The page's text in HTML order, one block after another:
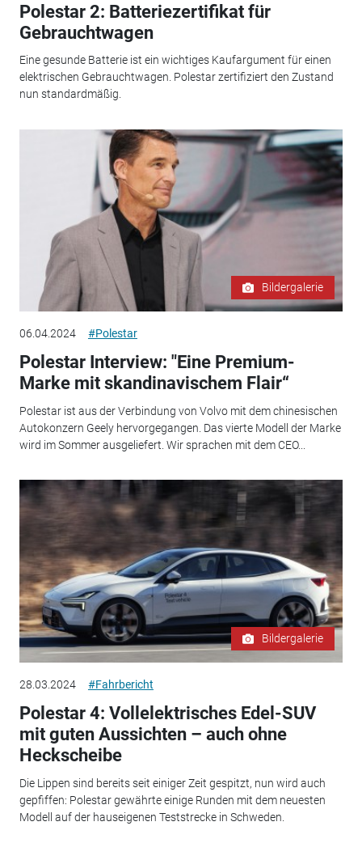
Polestar 2: Batteriezertifikat für
Gebrauchtwagen
Eine gesunde Batterie ist ein wichtiges Kaufargument für einen
elektrischen Gebrauchtwagen. Polestar zertifiziert den Zustand
nun standardmäßig.
Bildergalerie
06.04.2024 #Polestar
Polestar Interview: "Eine Premium-
Marke mit skandinavischem Flair“
Polestar ist aus der Verbindung von Volvo mit dem chinesischen
Autokonzern Geely hervorgegangen. Das vierte Modell der Marke
wird im Sommer ausgeliefert. Wir sprachen mit dem CEO...
Bildergalerie
28.03.2024 #Fahrbericht
Polestar 4: Vollelektrisches Edel-SUV
mit guten Aussichten – auch ohne
Heckscheibe
Die Lippen sind bereits seit einiger Zeit gespitzt, nun wird auch
gepfiffen: Polestar gewährte einige Runden mit dem neuesten
Modell auf der hauseigenen Teststrecke in Schweden.